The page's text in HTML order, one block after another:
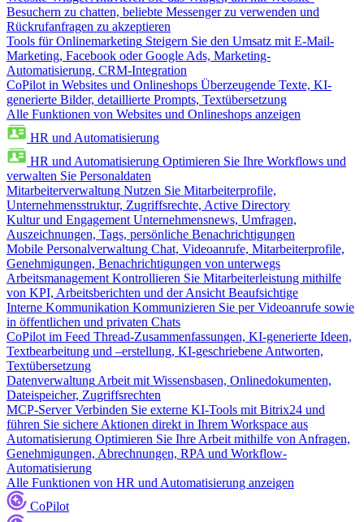
Besuchern zu chatten, beliebte Messenger zu verwenden und
Rückrufanfragen zu akzeptieren
Tools für Onlinemarketing Steigern Sie den Umsatz mit E-Mail-
Marketing, Facebook oder Google Ads, Marketing-
Automatisierung, CRM-Integration
CoPilot in Websites und Onlineshops Überzeugende Texte, KI-
generierte Bilder, detaillierte Prompts, Textübersetzung
Alle Funktionen von Websites und Onlineshops anzeigen
HR und Automatisierung
HR und Automatisierung Optimieren Sie Ihre Workflows und
verwalten Sie Personaldaten
Mitarbeiterverwaltung Nutzen Sie Mitarbeiterprofile,
Unternehmensstruktur, Zugriffsrechte, Active Directory
Kultur und Engagement Unternehmensnews, Umfragen,
Auszeichnungen, Tags, persönliche Benachrichtigungen
Mobile Personalverwaltung Chat, Videoanrufe, Mitarbeiterprofile,
Genehmigungen, Benachrichtigungen von unterwegs
Arbeitsmanagement Kontrollieren Sie Mitarbeiterleistung mithilfe
von KPI, Arbeitsberichten und der Ansicht Beaufsichtige
Interne Kommunikation Kommunizieren Sie per Videoanrufe sowie
in öffentlichen und privaten Chats
CoPilot im Feed Thread-Zusammenfassungen, KI-generierte Ideen,
Textbearbeitung und –erstellung, KI-geschriebene Antworten,
Textübersetzung
Datenverwaltung Arbeit mit Wissensbasen, Onlinedokumenten,
Dateispeicher, Zugriffsrechten
MCP-Server Verbinden Sie externe KI-Tools mit Bitrix24 und
führen Sie sichere Aktionen direkt in Ihrem Workspace aus
Automatisierung Optimieren Sie Ihre Arbeit mithilfe von Anfragen,
Genehmigungen, Abrechnungen, RPA und Workflow-
Automatisierung
Alle Funktionen von HR und Automatisierung anzeigen
CoPilot